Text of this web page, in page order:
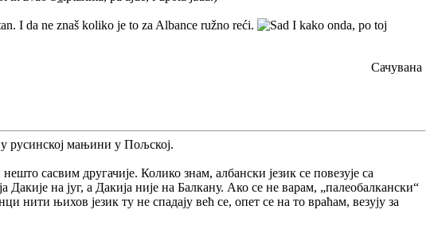
I da ne znaš koliko je to za Albance ružno reći.
I kako onda, po toj
Сачувана
русинској мањини у Пољској.
сасвим другачије. Колико знам, албански језик се повезује са
на југ, а Дакија није на Балкану. Ако се не варам, „палеобалкански“
нити њихов језик ту не спадају већ се, опет се на то враћам, везују за